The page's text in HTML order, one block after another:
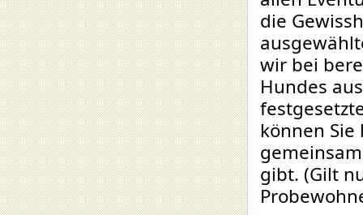
die
wir bei
Hundes
können
gibt. (Gilt